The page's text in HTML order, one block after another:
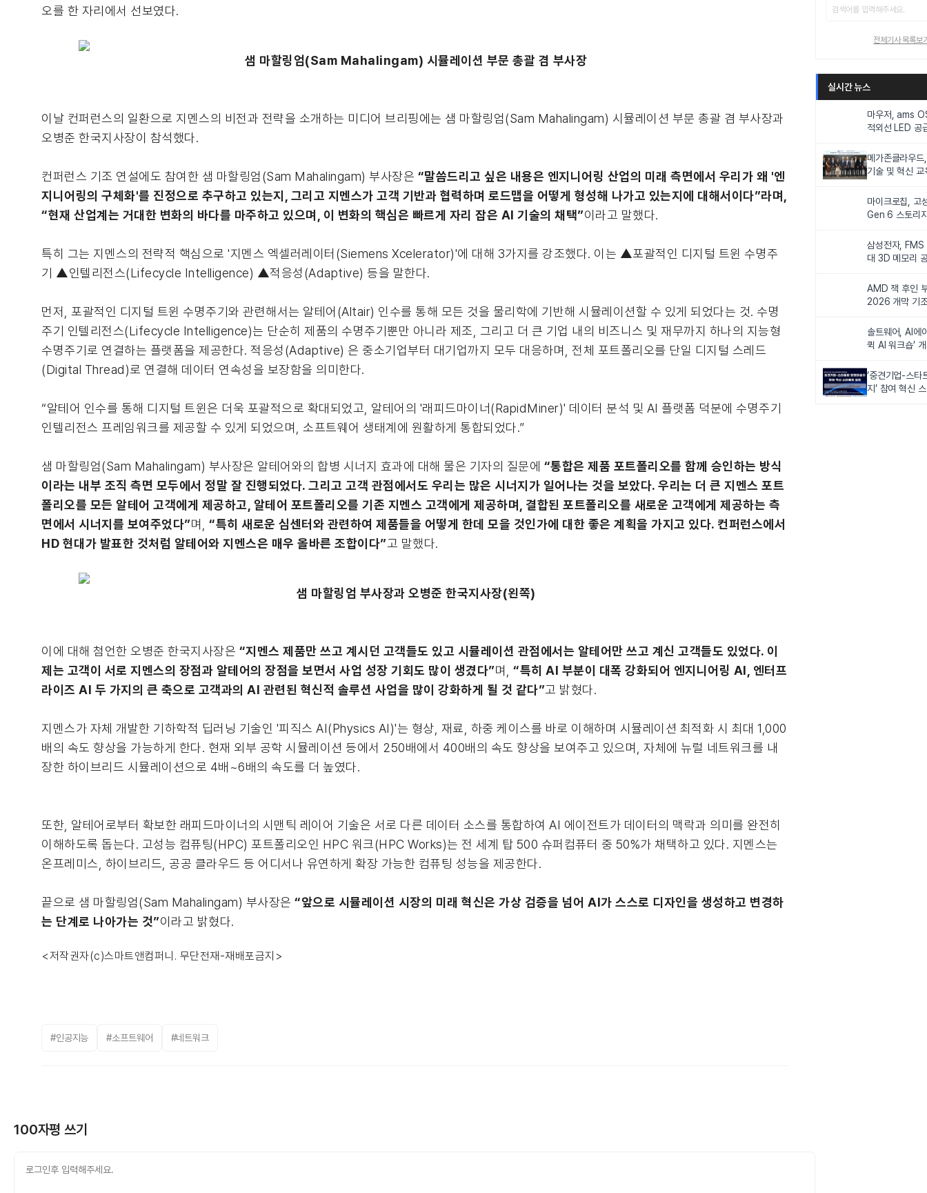
오를 한 자리에서 선보였다.
샘 마할링엄(Sam Mahalingam) 시뮬레이션 부문 총괄 겸 부사장
이날 컨퍼런스의 일환으로 지멘스의 비전과 전략을 소개하는 미디어 브리핑에는 샘 마할링엄(Sam Mahalingam) 시뮬레이션 부문 총괄 겸 부사장과
오병준 한국지사장이 참석했다.
컨퍼런스 기조 연설에도 참여한 샘 마할링엄(Sam Mahalingam) 부사장은 “말씀드리고 싶은 내용은 엔지니어링 산업의 미래 측면에서 우리가 왜 '엔
지니어링의 구체화'를 진정으로 추구하고 있는지, 그리고 지멘스가 고객 기반과 협력하며 로드맵을 어떻게 형성해 나가고 있는지에 대해서이다”라며,
“현재 산업계는 거대한 변화의 바다를 마주하고 있으며, 이 변화의 핵심은 빠르게 자리 잡은 AI 기술의 채택”이라고 말했다.
특히 그는 지멘스의 전략적 핵심으로 '지멘스 엑셀러레이터(Siemens Xcelerator)'에 대해 3가지를 강조했다. 이는 ▲포괄적인 디지털 트윈 수명주
기 ▲인텔리전스(Lifecycle Intelligence) ▲적응성(Adaptive) 등을 말한다.
먼저, 포괄적인 디지털 트윈 수명주기와 관련해서는 알테어(Altair) 인수를 통해 모든 것을 물리학에 기반해 시뮬레이션할 수 있게 되었다는 것. 수명
주기 인텔리전스(Lifecycle Intelligence)는 단순히 제품의 수명주기뿐만 아니라 제조, 그리고 더 큰 기업 내의 비즈니스 및 재무까지 하나의 지능형
수명주기로 연결하는 플랫폼을 제공한다. 적응성(Adaptive) 은 중소기업부터 대기업까지 모두 대응하며, 전체 포트폴리오를 단일 디지털 스레드
(Digital Thread)로 연결해 데이터 연속성을 보장함을 의미한다.
“알테어 인수를 통해 디지털 트윈은 더욱 포괄적으로 확대되었고, 알테어의 '래피드마이너(RapidMiner)' 데이터 분석 및 AI 플랫폼 덕분에 수명주기
인텔리전스 프레임워크를 제공할 수 있게 되었으며, 소프트웨어 생태계에 원활하게 통합되었다.”
샘 마할링엄(Sam Mahalingam) 부사장은 알테어와의 합병 시너지 효과에 대해 물은 기자의 질문에 “통합은 제품 포트폴리오를 함께 승인하는 방식
이라는 내부 조직 측면 모두에서 정말 잘 진행되었다. 그리고 고객 관점에서도 우리는 많은 시너지가 일어나는 것을 보았다. 우리는 더 큰 지멘스 포트
폴리오를 모든 알테어 고객에게 제공하고, 알테어 포트폴리오를 기존 지멘스 고객에게 제공하며, 결합된 포트폴리오를 새로운 고객에게 제공하는 측
면에서 시너지를 보여주었다”며, “특히 새로운 심센터와 관련하여 제품들을 어떻게 한데 모을 것인가에 대한 좋은 계획을 가지고 있다. 컨퍼런스에서
HD 현대가 발표한 것처럼 알테어와 지멘스은 매우 올바른 조합이다”고 말했다.
샘 마할링엄 부사장과 오병준 한국지사장(왼쪽)
이에 대해 첨언한 오병준 한국지사장은 “지멘스 제품만 쓰고 계시던 고객들도 있고 시뮬레이션 관점에서는 알테어만 쓰고 계신 고객들도 있었다. 이
제는 고객이 서로 지멘스의 장점과 알테어의 장점을 보면서 사업 성장 기회도 많이 생겼다”며,
“특히 AI 부분이 대폭 강화되어 엔지니어링 AI, 엔터프
라이즈 AI 두 가지의 큰 축으로 고객과의 AI 관련된 혁신적 솔루션 사업을 많이 강화하게 될 것 같다”고 밝혔다.
지멘스가 자체 개발한 기하학적 딥러닝 기술인 '피직스 AI(Physics AI)'는 형상, 재료, 하중 케이스를 바로 이해하며 시뮬레이션 최적화 시 최대 1,000
배의 속도 향상을 가능하게 한다. 현재 외부 공학 시뮬레이션 등에서 250배에서 400배의 속도 향상을 보여주고 있으며, 자체에 뉴럴 네트워크를 내
장한 하이브리드 시뮬레이션으로 4배~6배의 속도를 더 높였다.
또한, 알테어로부터 확보한 래피드마이너의 시맨틱 레이어 기술은 서로 다른 데이터 소스를 통합하여 AI 에이전트가 데이터의 맥락과 의미를 완전히
이해하도록 돕는다. 고성능 컴퓨팅(HPC) 포트폴리오인 HPC 워크(HPC Works)는 전 세계 탑 500 슈퍼컴퓨터 중 50%가 채택하고 있다. 지멘스는
온프레미스, 하이브리드, 공공 클라우드 등 어디서나 유연하게 확장 가능한 컴퓨팅 성능을 제공한다.
끝으로 샘 마할링엄(Sam Mahalingam) 부사장은 “앞으로 시뮬레이션 시장의 미래 혁신은 가상 검증을 넘어 AI가 스스로 디자인을 생성하고 변경하
는 단계로 나아가는 것”이라고 밝혔다.
<저작권자(c)스마트앤컴퍼니. 무단전재-재배포금지>
#인공지능 #소프트웨어 #네트워크
100자평 쓰기
전체기사 목록보
실시간 뉴스
마우저, ams
적외선 LED 공
메가존클라우드
기술 및 혁신
마이크로칩, 고
Gen 6 스토리
삼성전자,
대 3D 메모리
AMD 잭 후인
2026 개막 기
솔트웨어, AI에
퀵 AI 워크숍’
‘중견기업-스타
지’ 참여 혁신